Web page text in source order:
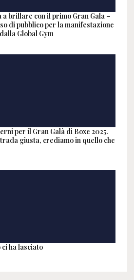
a brillare con il primo Gran Gala –
di pubblico per la manifestazione
Global Gym
per il Gran Galà di Boxe 2025.
giusta, crediamo in quello che
ci ha lasciato